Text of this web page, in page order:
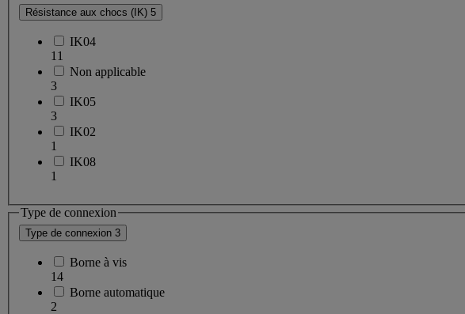
Résistance aux chocs (IK) 5
IK04
11
Non applicable
3
IK05
3
IK02
1
IK08
1
Type de connexion
Type de connexion 3
Borne à vis
14
Borne automatique
2